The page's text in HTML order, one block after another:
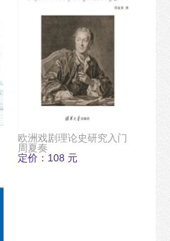
欧洲戏剧理论史研究入门
周夏奏
定价：108 元